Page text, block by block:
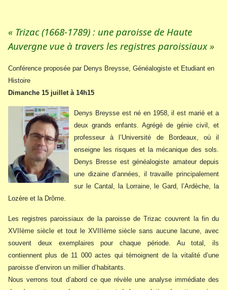
« Trizac (1668-1789) : une paroisse de Haute
Auvergne vue à travers les registres paroissiaux »
Conférence proposée par Denys Breysse, Généalogiste et Etudiant en
Histoire
Dimanche 15 juillet à 14h15
Denys Breysse est né en 1958, il est marié et a
deux grands enfants. Agrégé de génie civil, et
professeur à l’Université de Bordeaux, où il
enseigne les risques et la mécanique des sols.
Denys Bresse est généalogiste amateur depuis
une dizaine d’années, il travaille principalement
sur le Cantal, la Lorraine, le Gard, l’Ardèche, la
Lozère et la Drôme.
Les registres paroissiaux de la paroisse de Trizac couvrent la fin du
XVIIème siècle et tout le XVIIIème siècle sans aucune lacune, avec
souvent deux exemplaires pour chaque période. Au total, ils
contiennent plus de 11 000 actes qui témoignent de la vitalité d’une
paroisse d’environ un millier d’habitants.
Nous verrons tout d’abord ce que révèle une analyse immédiate des